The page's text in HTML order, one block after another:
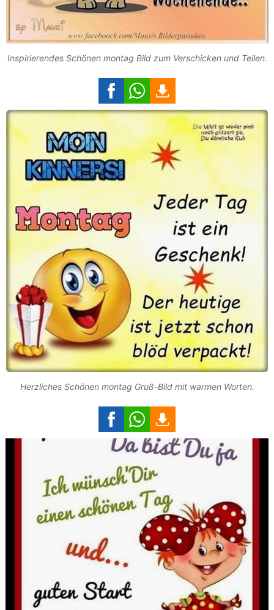
Inspirierendes Schönen montag Bild zum Verschicken und Teilen.
Herzliches Schönen montag Gruß-Bild mit warmen Worten.